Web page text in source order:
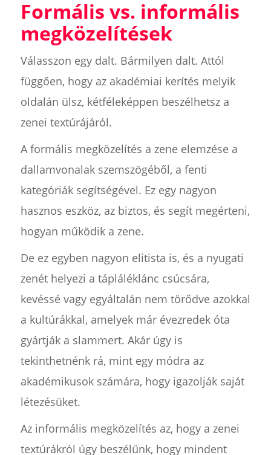
Formális vs. informális
megközelítések
Válasszon egy dalt. Bármilyen dalt. Attól
függően, hogy az akadémiai kerítés melyik
oldalán ülsz, kétféleképpen beszélhetsz a
zenei textúrájáról.
A formális megközelítés a zene elemzése a
dallamvonalak szemszögéből, a fenti
kategóriák segítségével. Ez egy nagyon
hasznos eszköz, az biztos, és segít megérteni,
hogyan működik a zene.
De ez egyben nagyon elitista is, és a nyugati
zenét helyezi a tápláléklánc csúcsára,
kevéssé vagy egyáltalán nem törődve azokkal
a kultúrákkal, amelyek már évezredek óta
gyártják a slammert. Akár úgy is
tekinthetnénk rá, mint egy módra az
akadémikusok számára, hogy igazolják saját
létezésüket.
Az informális megközelítés az, hogy a zenei
textúrákról úgy beszélünk, hogy mindent